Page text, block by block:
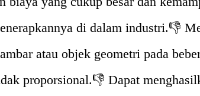
di dalam industri.👎
atau objek geometri pada
proporsional.👎 Dapat